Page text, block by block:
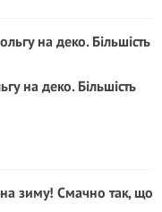
на деко. Більшість